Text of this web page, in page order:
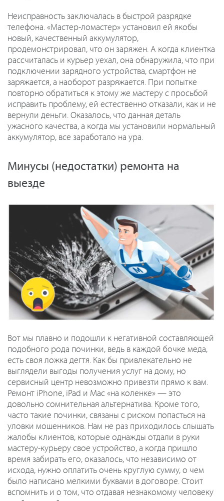
Неисправность заключалась в быстрой разрядке
телефона. «Мастер-ломастер» установил ей якобы
новый, качественный аккумулятор,
продемонстрировал, что он заряжен. А когда клиентка
рассчиталась и курьер уехал, она обнаружила, что при
подключении зарядного устройства, смартфон не
заряжается, а наоборот разряжается. При попытке
повторно обратиться к этому же мастеру с просьбой
исправить проблему, ей естественно отказали, как и не
вернули деньги. Оказалось, что данная деталь
ужасного качества, а когда мы установили нормальный
аккумулятор, все заработало на ура.
Минусы (недостатки) ремонта на
выезде
Вот мы плавно и подошли к негативной составляющей
подобного рода починки, ведь в каждой бочке меда,
есть своя ложка дегтя. Как бы привлекательно не
выглядели выгоды получения услуг на дому, но
сервисный центр невозможно привезти прямо к вам.
Ремонт iPhone, iPad и Mac «на коленке» — это
довольно сомнительная альтернатива. Кроме того,
часто такие починки, связаны с риском попасться на
уловки мошенников. Нам не раз приходилось слышать
жалобы клиентов, которые однажды отдали в руки
мастеру-курьеру свое устройство, а когда пришло
время забирать его, оказалось, что независимо от
исхода, нужно оплатить очень круглую сумму, о чем
было написано мелкими буквами в договоре. Стоит
вспомнить и о том, что отдавая незнакомому человеку